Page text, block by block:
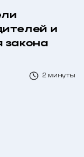
и
закона
2 минуты